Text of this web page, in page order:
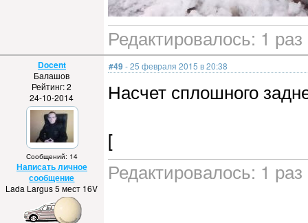
Редактировалось: 1
Docent
Балашов
Рейтинг: 2
24-10-2014
Сообщений: 14
Написать личное
сообщение
Lada Largus 5 мест 16V
#49- 25 февраля 2015 в 20:38
Насчет сплошного
[
Редактировалось: 1